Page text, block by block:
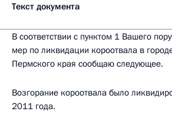
Текст документа
В соответствии с пунктом 1 Вашего
мер по ликвидации короотвала в
Пермского края сообщаю следующее.
Возгорание короотвала было
2011 года.